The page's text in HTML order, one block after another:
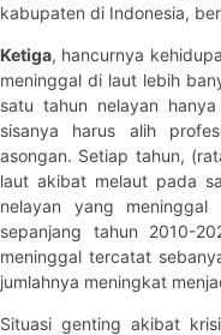
kabupaten di Indonesia,
Ketiga, hancurnya
meninggal di laut lebih
satu tahun nelayan
sisanya harus alih
asongan. Setiap tahun,
laut akibat melaut pada
nelayan yang
sepanjang tahun 2010-
meninggal tercatat
jumlahnya meningkat
Situasi genting akibat